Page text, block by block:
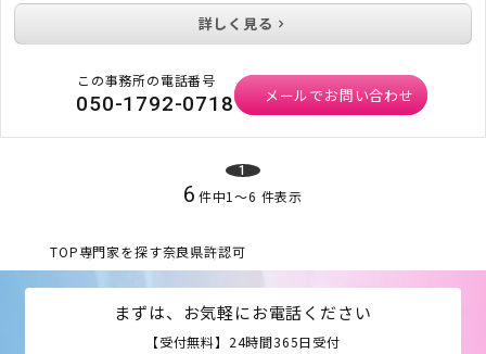
詳しく見る
この事務所の電話番号
050-1792-0718 メールでお問い合わせ
1
6 件中1〜6 件表示
TOP専門家を探す奈良県許認可
まずは、お気軽にお電話ください
【受付無料】24時間365日受付